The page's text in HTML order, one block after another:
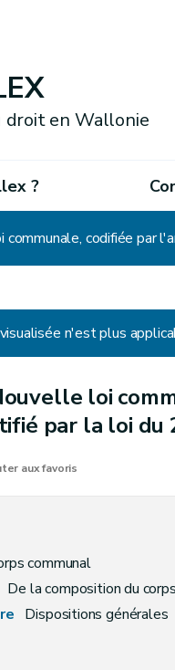
droit en Wallonie
?
communale, codifiée par
n'est plus
loi
par la loi du
aux favoris
communal
De la composition du
Dispositions générales